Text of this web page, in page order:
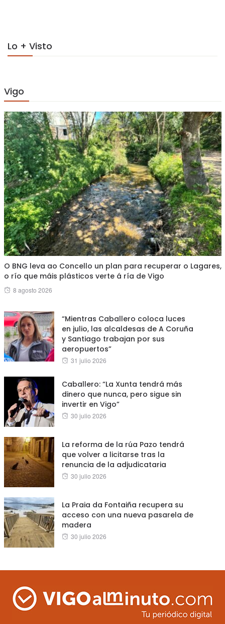
Lo + Visto
Vigo
O BNG leva ao Concello un plan para recuperar o Lagares,
o río que máis plásticos verte á ría de Vigo
Posted
8 agosto 2026
“Mientras Caballero coloca luces
en julio, las alcaldesas de A Coruña
y Santiago trabajan por sus
aeropuertos”
Posted
31 julio 2026
Caballero: “La Xunta tendrá más
dinero que nunca, pero sigue sin
invertir en Vigo”
Posted
30 julio 2026
La reforma de la rúa Pazo tendrá
que volver a licitarse tras la
renuncia de la adjudicataria
Posted
30 julio 2026
La Praia da Fontaiña recupera su
acceso con una nueva pasarela de
madera
Posted
30 julio 2026